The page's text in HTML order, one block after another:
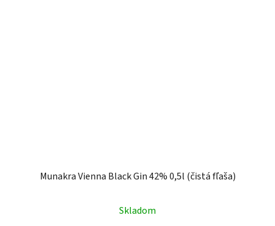
Munakra Vienna Black Gin 42% 0,5l (čistá fľaša)
Skladom